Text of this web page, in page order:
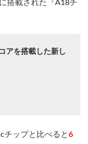
搭載された『A18チ
アを搭載した新し
チップと比べると6